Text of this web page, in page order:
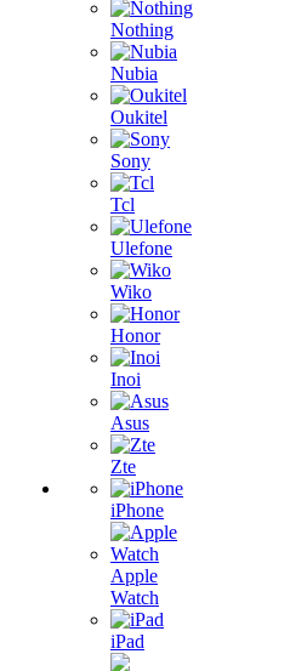
Nothing
Nubia
Oukitel
Sony
Tcl
Ulefone
Wiko
Honor
Inoi
Asus
Zte
iPhone
Apple
Watch
iPad